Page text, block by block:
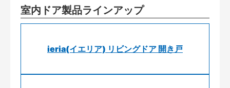
室内ドア製品ラインアップ
ieria(イエリア) リビングドア 開き戸